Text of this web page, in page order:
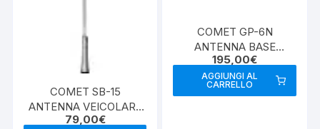
COMET SB-15
ANTENNA VEICOLARE
TRIBANDA
79,00€
COMET GP-6N
ANTENNA BASE
VHF/UHF
195,00€
AGGIUNGI AL
CARRELLO